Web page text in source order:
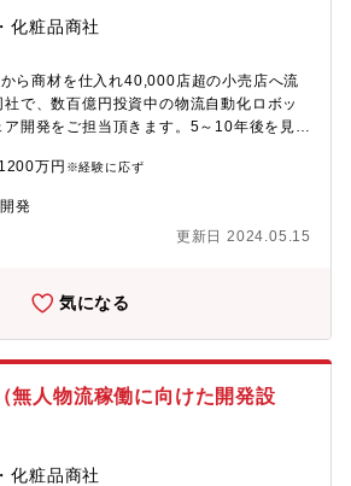
化粧品商社
ら商材を仕入れ40,000店超の小売店へ流
で、数百億円投資中の物流自動化ロボッ
ア開発をご担当頂きます。5～10年後を見据
ピックするという物流ロボットによる革新
。【具体的には】物流センターの無人化に
勢を認識するシステムの設計、開発を担当
形状、テクスチャ、柔軟性の数万種類の商
発■CV分野の最先端技術の実装と実現場へ
業界トップ企業として社会インフラに近
内の自動化・効率化の実現を目指してお
ジーを駆使したロジスティクス・システ
めに開発の領域で活躍いただきます。
万円 ※経験に応ず
発
更新日 2024.05.15
気になる
無人物流稼働に向けた開発設
化粧品商社